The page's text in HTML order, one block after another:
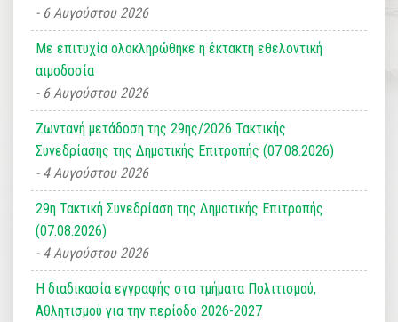
6 Αυγούστου 2026
Με επιτυχία ολοκληρώθηκε η έκτακτη εθελοντική
αιμοδοσία
6 Αυγούστου 2026
Ζωντανή μετάδοση της 29ης/2026 Τακτικής
Συνεδρίασης της Δημοτικής Επιτροπής (07.08.2026)
4 Αυγούστου 2026
29η Τακτική Συνεδρίαση της Δημοτικής Επιτροπής
(07.08.2026)
4 Αυγούστου 2026
Η διαδικασία εγγραφής στα τμήματα Πολιτισμού,
Αθλητισμού για την περίοδο 2026-2027